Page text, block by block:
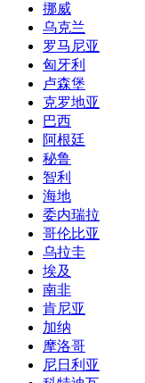
挪威
乌克兰
罗马尼亚
匈牙利
卢森堡
克罗地亚
巴西
阿根廷
秘鲁
智利
海地
委内瑞拉
哥伦比亚
乌拉圭
埃及
南非
肯尼亚
加纳
摩洛哥
尼日利亚